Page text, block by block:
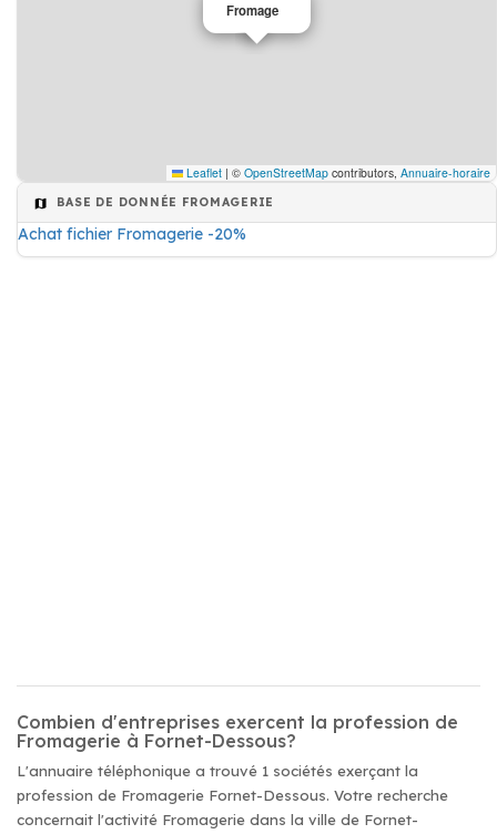
Fromage
Leaflet | © OpenStreetMap contributors, Annuaire-horaire
BASE DE DONNÉE FROMAGERIE
Achat fichier Fromagerie -20%
Combien d'entreprises exercent la profession de
Fromagerie à Fornet-Dessous?
L'annuaire téléphonique a trouvé 1 sociétés exerçant la
profession de Fromagerie Fornet-Dessous. Votre recherche
concernait l'activité Fromagerie dans la ville de Fornet-